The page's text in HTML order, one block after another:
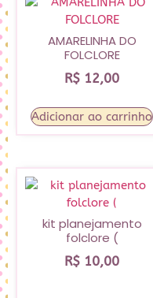
AMARELINHA DO
FOLCLORE
R$ 12,00
Adicionar ao carrinho
kit planejamento
folclore (
R$ 10,00